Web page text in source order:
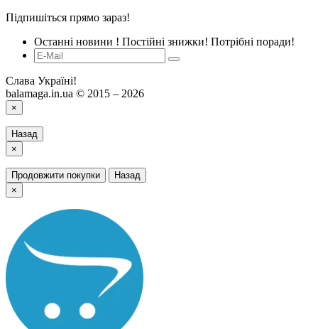
Підпишіться прямо зараз!
Останні новини ! Постійні знижки! Потрібні поради!
Слава Україні!
balamaga.in.ua © 2015 – 2026
×
Назад
×
Продовжити покупки
Назад
×